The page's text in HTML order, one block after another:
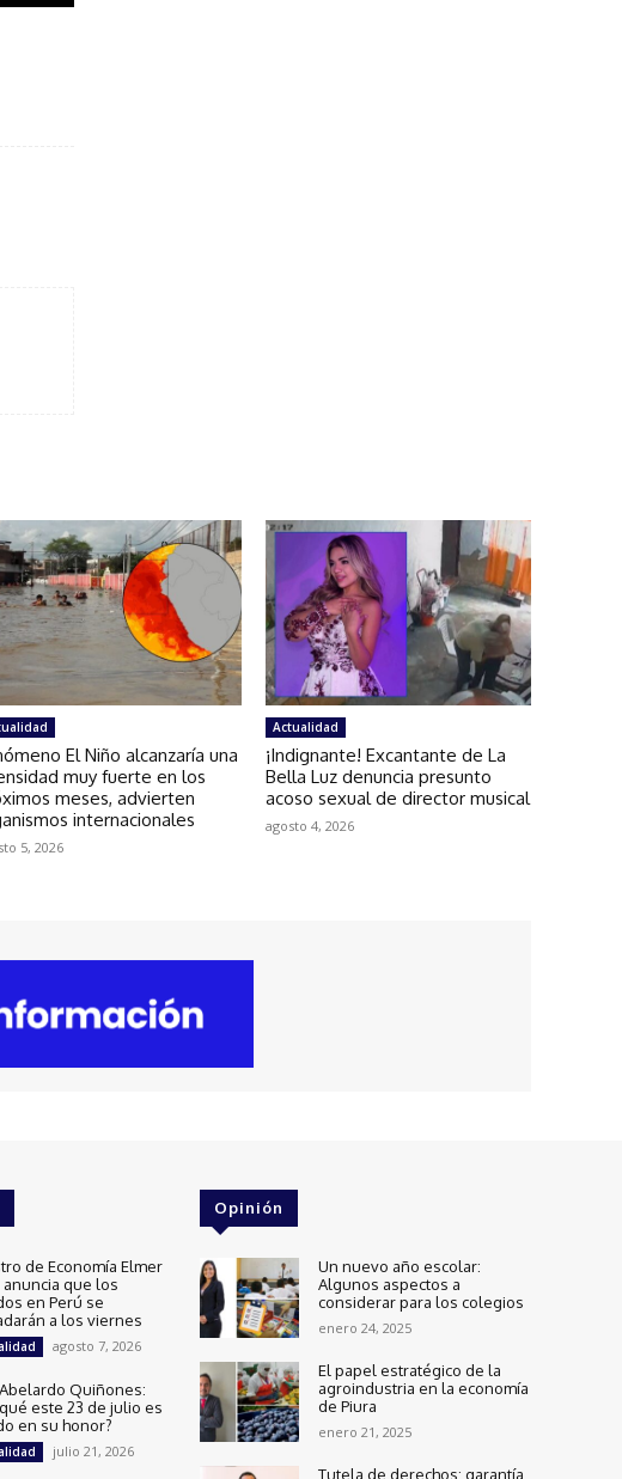
El Niño alcanzaría una
muy fuerte en los
meses, advierten
internacionales
5, 2026
Actualidad
¡Indignante! Excantante de La
Bella Luz denuncia presunto
acoso sexual de director musical
agosto 4, 2026
de Economía Elmer
anuncia que los
en Perú se
a los viernes
agosto 7, 2026
Quiñones:
este 23 de julio es
en su honor?
julio 21, 2026
Opinión
Un nuevo año escolar:
Algunos aspectos a
considerar para los colegios
enero 24, 2025
El papel estratégico de la
agroindustria en la economía
de Piura
enero 21, 2025
Tutela de derechos: garantía